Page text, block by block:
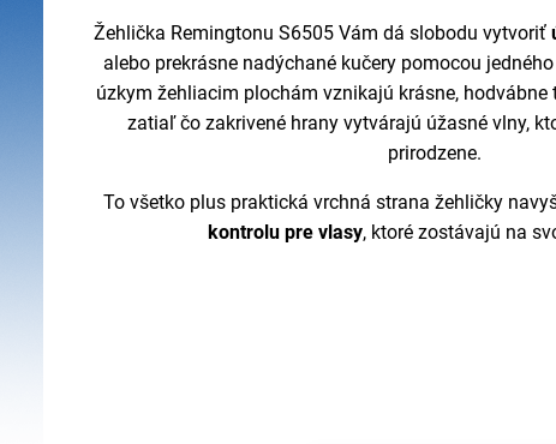
Žehlička Remingtonu S6505 Vám dá slobodu vytvoriť
alebo prekrásne nadýchané kučery pomocou
úzkym žehliacim plochám vznikajú krásne, hodvábne
zatiaľ čo zakrivené hrany vytvárajú úžasné vlny,
prirodzene.
To všetko plus praktická vrchná strana žehličky
kontrolu pre vlasy, ktoré zostávajú na